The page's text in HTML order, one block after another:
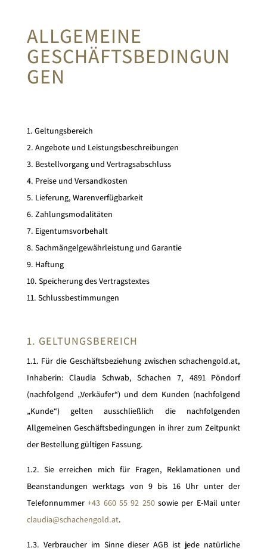
ALLGEMEINE
GESCHÄFTSBEDINGUN
GEN
1. Geltungsbereich
2. Angebote und Leistungsbeschreibungen
3. Bestellvorgang und Vertragsabschluss
4. Preise und Versandkosten
5. Lieferung, Warenverfügbarkeit
6. Zahlungsmodalitäten
7. Eigentumsvorbehalt
8. Sachmängelgewährleistung und Garantie
9. Haftung
10. Speicherung des Vertragstextes
11. Schlussbestimmungen
1. GELTUNGSBEREICH
1.1. Für die Geschäftsbeziehung zwischen schachengold.at,
Inhaberin: Claudia Schwab, Schachen 7, 4891 Pöndorf
(nachfolgend „Verkäufer“) und dem Kunden (nachfolgend
„Kunde“) gelten ausschließlich die nachfolgenden
Allgemeinen Geschäftsbedingungen in ihrer zum Zeitpunkt
der Bestellung gültigen Fassung.
1.2. Sie erreichen mich für Fragen, Reklamationen und
Beanstandungen werktags von 9 bis 16 Uhr unter der
Telefonnummer+43 660 55 92 250sowie per E-Mail unter
claudia@schachengold.at.
1.3. Verbraucher im Sinne dieser AGB ist jede natürliche